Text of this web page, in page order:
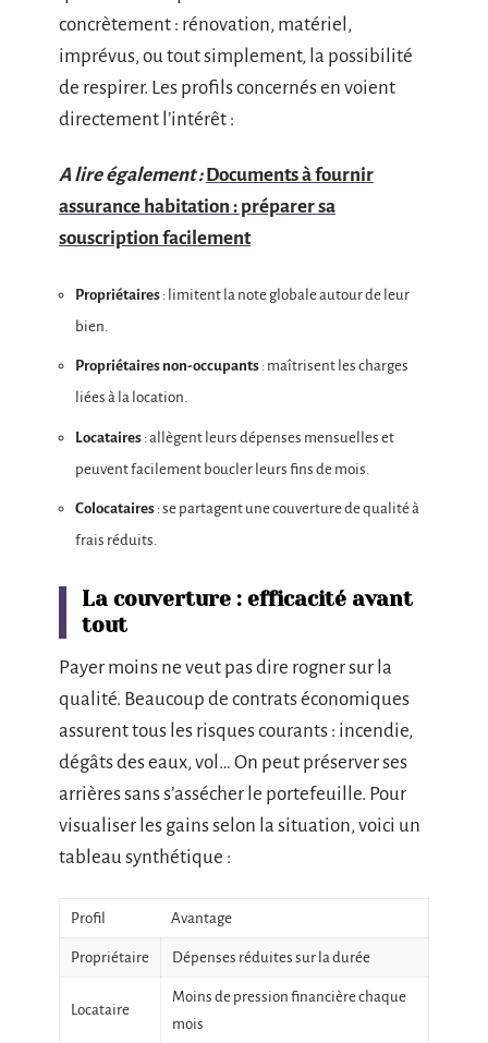
concrètement : rénovation, matériel,
imprévus, ou tout simplement, la possibilité
de respirer. Les profils concernés en voient
directement l’intérêt :
A lire également : Documents à fournir
assurance habitation : préparer sa
souscription facilement
Propriétaires : limitent la note globale autour de leur
bien.
Propriétaires non-occupants : maîtrisent les charges
liées à la location.
Locataires : allègent leurs dépenses mensuelles et
peuvent facilement boucler leurs fins de mois.
Colocataires : se partagent une couverture de qualité à
frais réduits.
La couverture : efficacité avant
tout
Payer moins ne veut pas dire rogner sur la
qualité. Beaucoup de contrats économiques
assurent tous les risques courants : incendie,
dégâts des eaux, vol… On peut préserver ses
arrières sans s’assécher le portefeuille. Pour
visualiser les gains selon la situation, voici un
tableau synthétique :
Profil Avantage
Propriétaire Dépenses réduites sur la durée
Locataire
Moins de pression financière chaque
mois